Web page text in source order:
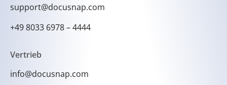
support@docusnap.com
+49 8033 6978 – 4444
Vertrieb
info@docusnap.com